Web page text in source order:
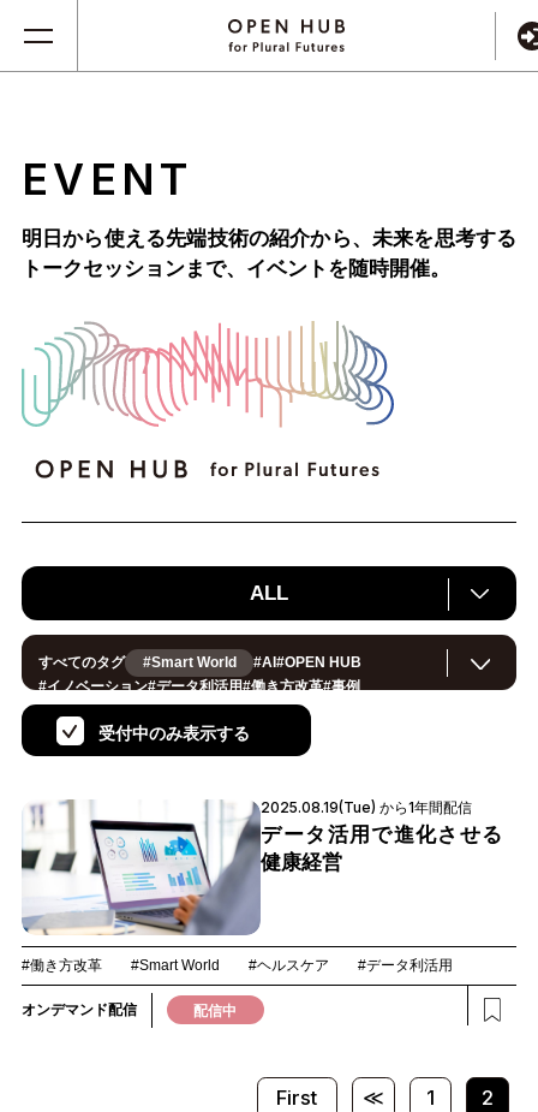
EVENT
明日から使える先端技術の紹介から、未来を思考する
トークセッションまで、 イベントを随時開催。
ALL
すべてのタグ #Smart World #AI#OPEN HUB
#イノベーション#データ利活用#働き方改革#事例
#サステナブル#CX/顧客体験#セキュリティ
環境・エネルギー#IoT#メタバース
地方創生 #製造 小売・流通# ロボティクス
#
スマートインダストリー 教育#公共
#
サプライチェーン#孤独
受付中のみ表示する
2025.08.19(Tue) から1年間配信
データ活用で進化させる
健康経営
#働き方改革 #Smart World #ヘルスケア #データ利活用
オンデマンド配信 配信中
First ≪ 1 2